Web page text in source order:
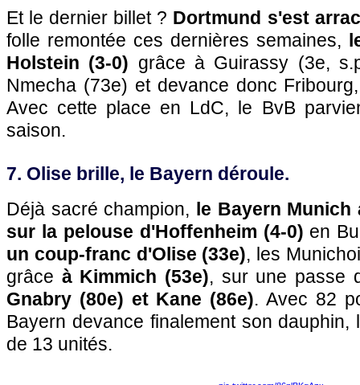
Et le dernier billet ? Dortmund s'est
folle remontée ces dernières semaines,
Holstein (3-0) grâce à Guirassy (3e,
Nmecha (73e) et devance donc
Avec cette place en LdC, le BvB
saison.
7. Olise brille, le Bayern déroule.
Déjà sacré champion, le Bayern Munich
sur la pelouse d'Hoffenheim (4-0) en
un coup-franc d'Olise (33e), les
grâce à Kimmich (53e), sur une passe
Gnabry (80e) et Kane (86e). Avec 82
Bayern devance finalement son dauphin,
de 13 unités.